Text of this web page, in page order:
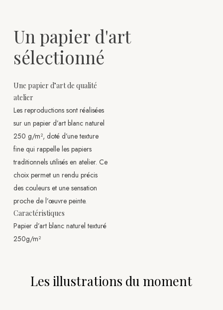
Un papier d'art
sélectionné
Une papier d’art de qualité
atelier
Les reproductions sont réalisées
sur un papier d’art blanc naturel
250 g/m², doté d’une texture
fine qui rappelle les papiers
traditionnels utilisés en atelier. Ce
choix permet un rendu précis
des couleurs et une sensation
proche de l’œuvre peinte.
Caractéristiques
Papier d’art blanc naturel texturé
250g/m²
Les illustrations du moment